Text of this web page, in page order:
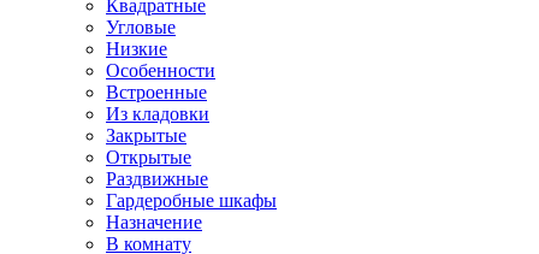
Квадратные
Угловые
Низкие
Особенности
Встроенные
Из кладовки
Закрытые
Открытые
Раздвижные
Гардеробные шкафы
Назначение
В комнату